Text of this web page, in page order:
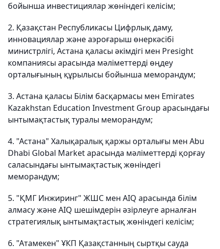
бойынша инвестициялар жөніндегі келісім;
2. Қазақстан Республикасы Цифрлық даму,
инновациялар және аэроғарыш өнеркәсібі
министрлігі, Астана қаласы әкімдігі мен Presight
компаниясы арасында мәліметтерді өңдеу
орталығының құрылысы бойынша меморандум;
3. Астана қаласы Білім басқармасы мен Emirates
Kazakhstan Education Investment Group арасындағы
ынтымақтастық туралы меморандум;
4. "Астана" Халықаралық қаржы орталығы мен Abu
Dhabi Global Market арасында мәліметтерді қорғау
саласындағы ынтымақтастық жөніндегі
меморандум;
5. "ҚМГ Инжиринг" ЖШС мен AIQ арасында білім
алмасу және AIQ шешімдерін әзірлеуге арналған
стратегиялық ынтымақтастық жөніндегі келісім;
6. "Атамекен" ҰКП Қазақстанның сыртқы сауда